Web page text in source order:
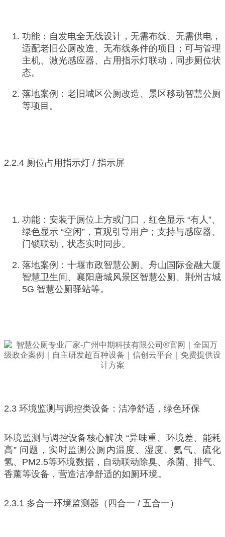
功能：自发电全无线设计，无需布线、无需供电，
适配老旧公厕改造、无布线条件的项目；可与管理
主机、激光感应器、占用指示灯联动，同步厕位状
态。
落地案例：老旧城区公厕改造、景区移动智慧公厕
等项目。
2.2.4 厕位占用指示灯 / 指示屏
功能：安装于厕位上方或门口，红色显示 “有人”、
绿色显示 “空闲”，直观引导用户；支持与感应器、
门锁联动，状态实时同步。
落地案例：十堰市政智慧公厕、舟山国际金融大厦
智慧卫生间、襄阳唐城风景区智慧公厕、荆州古城
5G 智慧公厕驿站等。
2.3 环境监测与调控类设备：洁净舒适，绿色环保
环境监测与调控设备核心解决 “异味重、环境差、能耗
高” 问题，实时监测公厕内温度、湿度、氨气、硫化
氢、PM2.5等环境数据，自动联动除臭、杀菌、排气、
香薰等设备，营造洁净舒适的如厕环境。
2.3.1 多合一环境监测器（四合一 / 五合一）